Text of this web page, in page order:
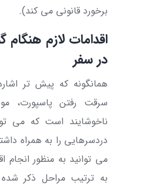
برخورد قانونی می کند).
اقدامات لازم هنگام
در سفر
همانگونه که پیش تر
سرقت رفتن پاسپورت،
ناخوشایند است که می
دردسرهایی را به همراه
می توانید به منظور انجام
به ترتیب مراحل ذکر شده